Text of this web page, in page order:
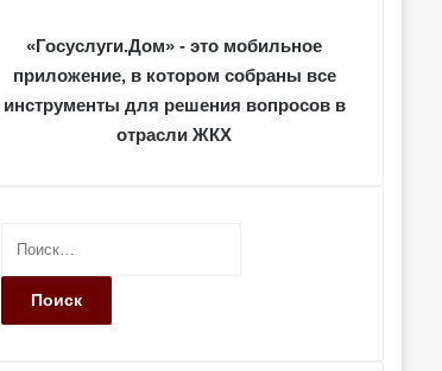
«Госуслуги.Дом» - это мобильное
приложение, в котором собраны все
инструменты для решения вопросов в
отрасли ЖКХ
й